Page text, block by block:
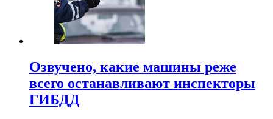
Озвучено, какие машины реже
всего останавливают инспекторы
ГИБДД